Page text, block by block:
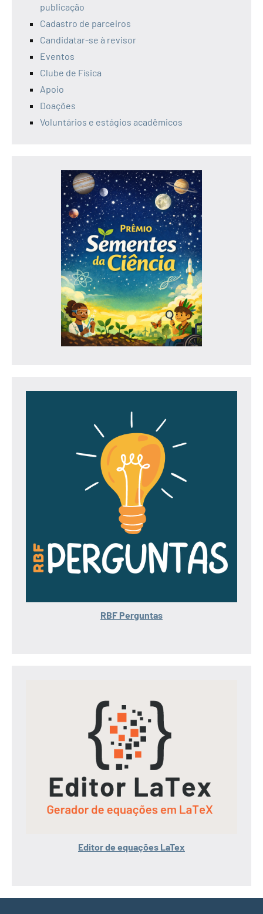
publicação
Cadastro de parceiros
Candidatar-se à revisor
Eventos
Clube de Física
Apoio
Doações
Voluntários e estágios acadêmicos
RBF Perguntas
Editor de equações LaTex